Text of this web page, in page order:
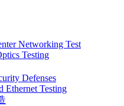
Networking Test
Testing
Defenses
Ethernet Testing